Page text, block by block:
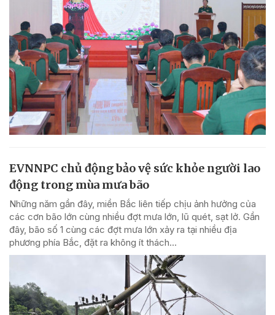
EVNNPC chủ động bảo vệ sức khỏe người lao
động trong mùa mưa bão
Những năm gần đây, miền Bắc liên tiếp chịu ảnh hưởng của
các cơn bão lớn cùng nhiều đợt mưa lớn, lũ quét, sạt lở. Gần
đây, bão số 1 cùng các đợt mưa lớn xảy ra tại nhiều địa
phương phía Bắc, đặt ra không ít thách...